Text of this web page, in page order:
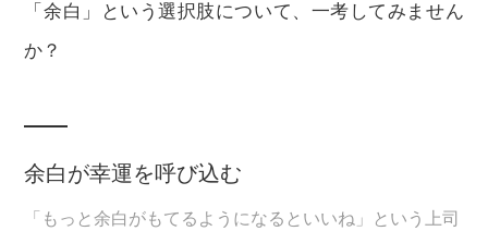
「余白」という選択肢について、一考してみません
か？
余白が幸運を呼び込む
「もっと余白がもてるようになるといいね」という上司